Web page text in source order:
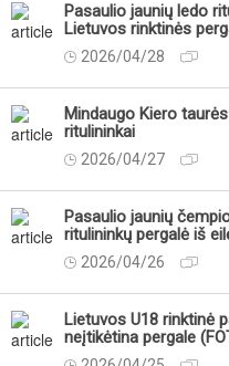
Pasaulio jaunių ledo
Lietuvos rinktinės
2026/04/28
Mindaugo Kiero
ritulininkai
2026/04/27
Pasaulio jaunių
ritulininkų pergalė iš
2026/04/26
Lietuvos U18 rinktinė
neįtikėtina pergale